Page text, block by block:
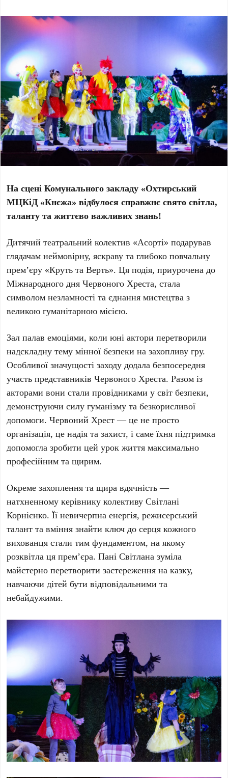
На сцені Комунального закладу «Охтирський
МЦКіД «Кнєжа» відбулося справжнє свято світла,
таланту та життєво важливих знань!
Дитячий театральний колектив «Асорті» подарував
глядачам неймовірну, яскраву та глибоко повчальну
прем’єру «Круть та Верть». Ця подія, приурочена до
Міжнародного дня Червоного Хреста, стала
символом незламності та єднання мистецтва з
великою гуманітарною місією.
Зал палав емоціями, коли юні актори перетворили
надскладну тему мінної безпеки на захопливу гру.
Особливої значущості заходу додала безпосередня
участь представників Червоного Хреста. Разом із
акторами вони стали провідниками у світ безпеки,
демонструючи силу гуманізму та безкорисливої
допомоги. Червоний Хрест — це не просто
організація, це надія та захист, і саме їхня підтримка
допомогла зробити цей урок життя максимально
професійним та щирим.
Окреме захоплення та щира вдячність —
натхненному керівнику колективу Світлані
Корнієнко. Її невичерпна енергія, режисерський
талант та вміння знайти ключ до серця кожного
вихованця стали тим фундаментом, на якому
розквітла ця прем’єра. Пані Світлана зуміла
майстерно перетворити застереження на казку,
навчаючи дітей бути відповідальними та
небайдужими.